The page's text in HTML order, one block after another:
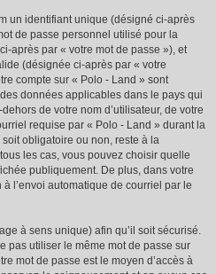
un identifiant unique (désigné ci-après
de passe personnel utilisé pour la
après par « votre mot de passe »), et
(désignée ci-après par « votre
compte sur « Polo - Land » sont
données applicables dans le pays qui
de votre nom d’utilisateur, de votre
requise par « Polo - Land » durant la
obligatoire ou non, reste à la
les cas, vous pouvez choisir quelle
publiquement. De plus, dans votre
l’envoi automatique de courriel par le
à sens unique) afin qu’il soit sécurisé.
pas utiliser le même mot de passe sur
mot de passe est le moyen d’accès à